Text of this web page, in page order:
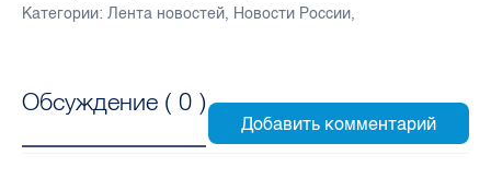
Категории: Лента новостей, Новости России,
Обсуждение ( 0 )